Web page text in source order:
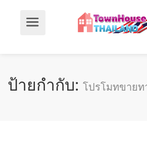
ป้ายกำกับ: โปรโมทขายท